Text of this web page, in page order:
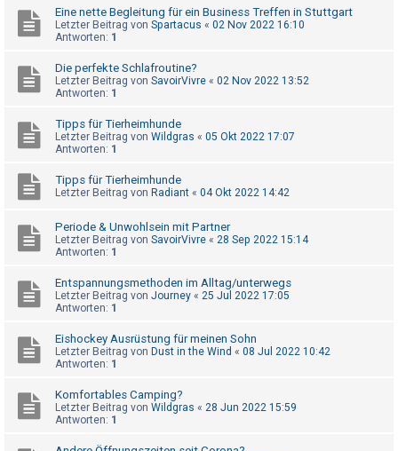
n
b
n
t
w
e
t
T
h
e
m
Eine nette Begleitung für ein Business Treffen in Stuttgart
Letzter Beitrag von Spartacus « 02 Nov 2022 16:10
Antworten: 1
Die perfekte Schlafroutine?
Letzter Beitrag von SavoirVivre « 02 Nov 2022 13:52
Antworten: 1
Tipps für Tierheimhunde
Letzter Beitrag von Wildgras « 05 Okt 2022 17:07
Antworten: 1
Tipps für Tierheimhunde
Letzter Beitrag von Radiant « 04 Okt 2022 14:42
Periode & Unwohlsein mit Partner
Letzter Beitrag von SavoirVivre « 28 Sep 2022 15:14
Antworten: 1
Entspannungsmethoden im Alltag/unterwegs
Letzter Beitrag von Journey « 25 Jul 2022 17:05
Antworten: 1
Eishockey Ausrüstung für meinen Sohn
Letzter Beitrag von Dust in the Wind « 08 Jul 2022 10:42
Antworten: 1
Komfortables Camping?
Letzter Beitrag von Wildgras « 28 Jun 2022 15:59
Antworten: 1